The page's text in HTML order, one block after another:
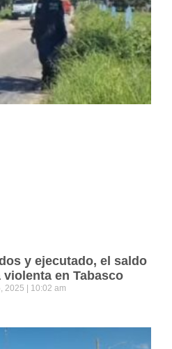
y ejecutado, el saldo
violenta en Tabasco
2025 10:02 am